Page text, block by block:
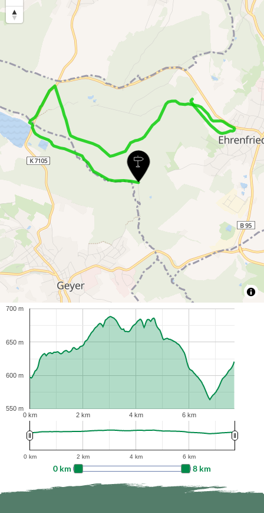
0 km 2 km 4 km 6 km
550 m
600 m
650 m
700 m
0 km 2 km 4 km 6 km
0 km 8 km